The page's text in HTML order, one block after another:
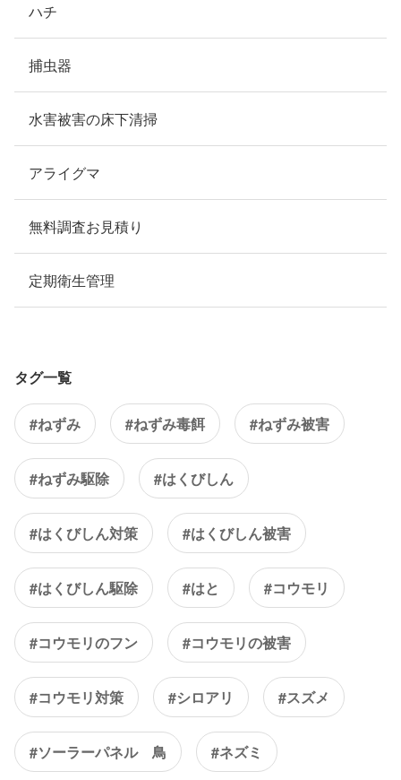
ハチ
捕虫器
水害被害の床下清掃
アライグマ
無料調査お見積り
定期衛生管理
タグ一覧
#ねずみ #ねずみ毒餌 #ねずみ被害
#ねずみ駆除 #はくびしん
#はくびしん対策 #はくびしん被害
#はくびしん駆除 #はと #コウモリ
#コウモリのフン #コウモリの被害
#コウモリ対策 #シロアリ #スズメ
#ソーラーパネル 鳥 #ネズミ